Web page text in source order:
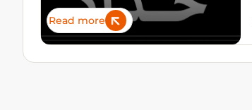
Read more